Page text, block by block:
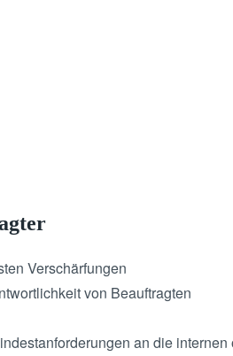
Verschärfungen
von Beauftragten
an die